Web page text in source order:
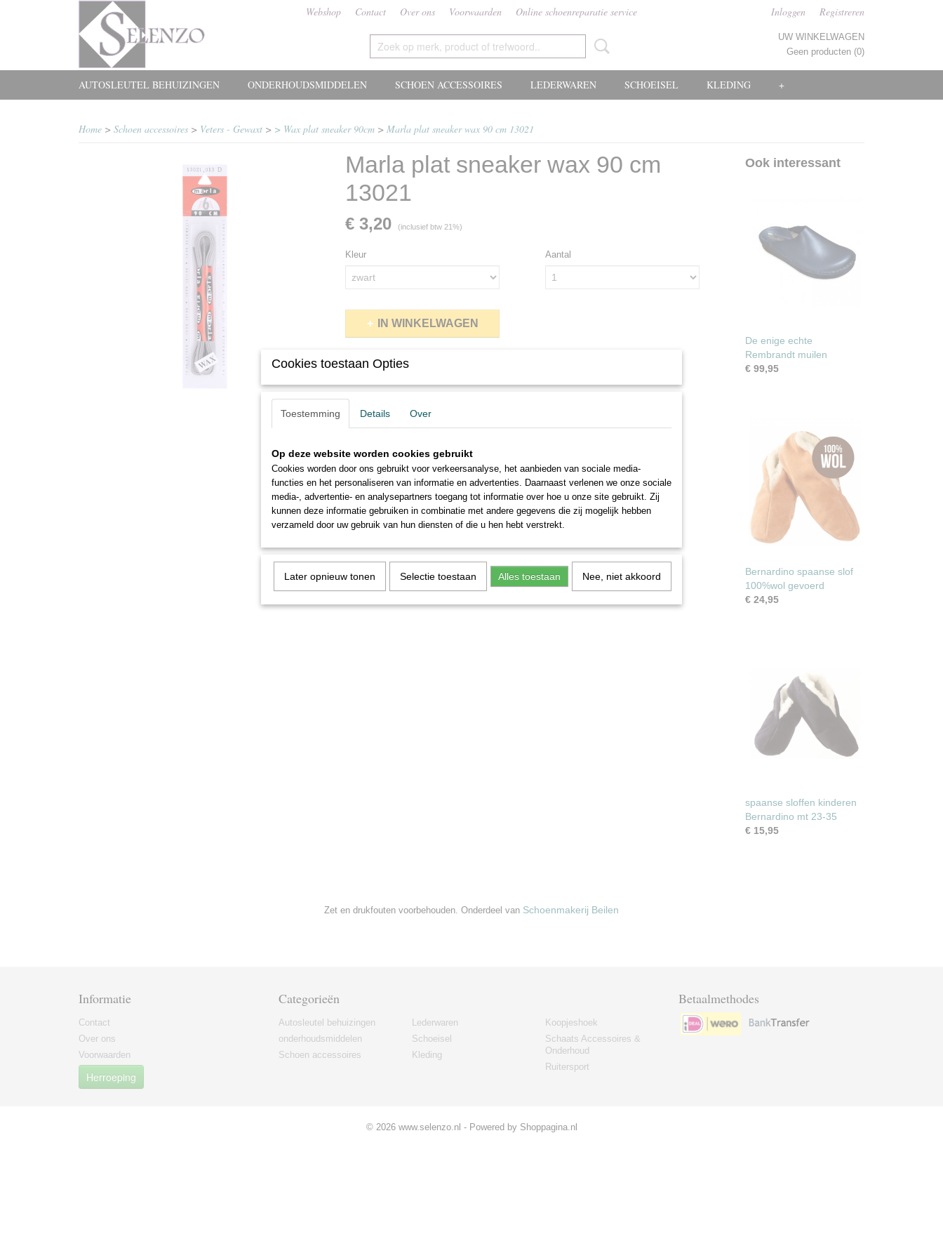
Webshop Contact Over ons Voorwaarden Online schoenreparatie service Inloggen Registreren
UW WINKELWAGEN
Geen producten (0)
AUTOSLEUTEL BEHUIZINGEN ONDERHOUDSMIDDELEN SCHOEN ACCESSOIRES LEDERWAREN SCHOEISEL KLEDING +
Home > Schoen accessoires > Veters - Gewaxt > > Wax plat sneaker 90cm > Marla plat sneaker wax 90 cm 13021
Marla plat sneaker wax 90 cm
13021
€ 3,20 (inclusief btw 21%)
Kleur Aantal
IN WINKELWAGEN
Ook interessant
De enige echte
Rembrandt muilen
€ 99,95
Bernardino spaanse slof
100%wol gevoerd
€ 24,95
spaanse sloffen kinderen
Bernardino mt 23-35
€ 15,95
Zet en drukfouten voorbehouden. Onderdeel van Schoenmakerij Beilen
Informatie
Contact
Over ons
Voorwaarden
Herroeping
Categorieën
Autosleutel behuizingen
onderhoudsmiddelen
Schoen accessoires
Lederwaren
Schoeisel
Kleding
Koopjeshoek
Schaats Accessoires &
Onderhoud
Ruitersport
Betaalmethodes
© 2026 www.selenzo.nl - Powered by Shoppagina.nl
Cookies toestaan Opties
Toestemming Details Over
Op deze website worden cookies gebruikt
Cookies worden door ons gebruikt voor verkeersanalyse, het aanbieden van sociale media-
functies en het personaliseren van informatie en advertenties. Daarnaast verlenen we onze sociale
media-, advertentie- en analysepartners toegang tot informatie over hoe u onze site gebruikt. Zij
kunnen deze informatie gebruiken in combinatie met andere gegevens die zij mogelijk hebben
verzameld door uw gebruik van hun diensten of die u hen hebt verstrekt.
Later opnieuw tonen Selectie toestaan Alles toestaan Nee, niet akkoord